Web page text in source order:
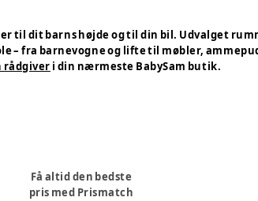
til dit barns højde og til din bil. Udvalget
– fra barnevogne og lifte til møbler,
rådgiver i din nærmeste BabySam butik.
Få altid den bedste
pris med Prismatch